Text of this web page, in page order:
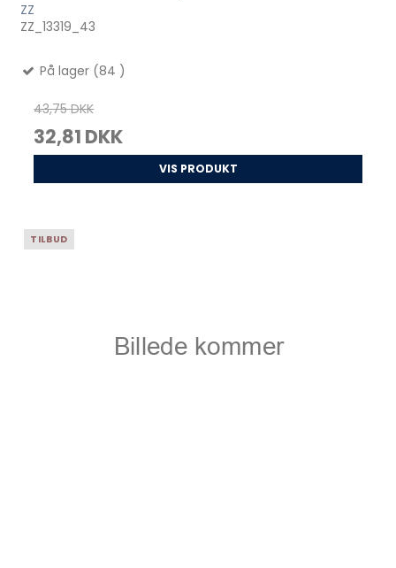
ZZ
ZZ_13319_43
På lager (84 )
43,75 DKK
32,81 DKK
VIS PRODUKT
TILBUD